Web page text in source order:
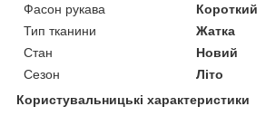
Фасон рукава
Короткий
Тип тканини
Жатка
Стан
Новий
Сезон
Літо
Користувальницькі характеристики